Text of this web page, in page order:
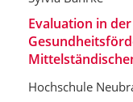
Evaluation in
Hochschule